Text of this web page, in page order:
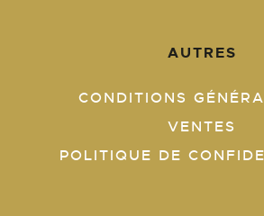
AUTRES
CONDITIONS
VENTES
POLITIQUE DE